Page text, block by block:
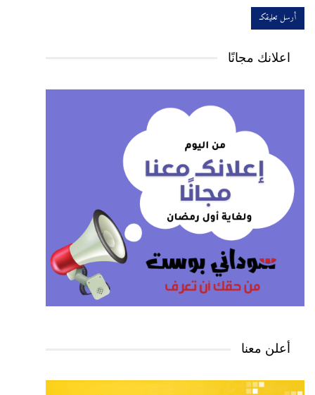
اعلانك مجانًا
أعلن معنا